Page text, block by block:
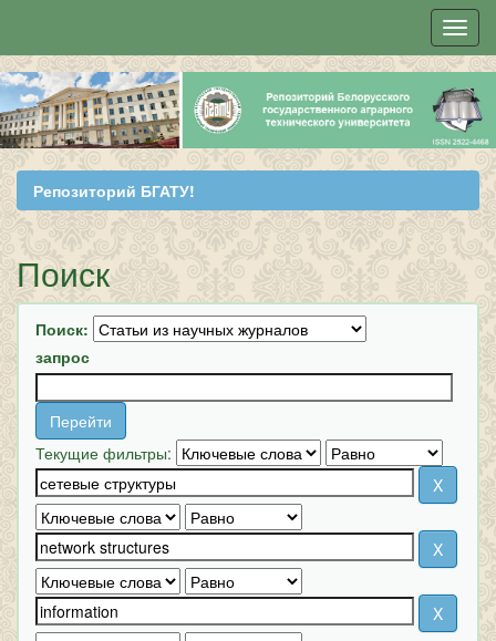
Skip
navigation
Репозиторий БГАТУ!
Поиск
Поиск:
запрос
Текущие фильтры: